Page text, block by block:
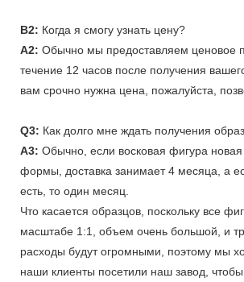
В2: Когда я смогу узнать цену?
A2: Обычно мы предоставляем ценовое
течение 12 часов после получения
вам срочно нужна цена, пожалуйста,
Q3: Как долго мне ждать получения
A3: Обычно, если восковая фигура новая
формы, доставка занимает 4 месяца, а
есть, то один месяц.
Что касается образцов, поскольку все
масштабе 1:1, объем очень большой, и
расходы будут огромными, поэтому мы
наши клиенты посетили наш завод,